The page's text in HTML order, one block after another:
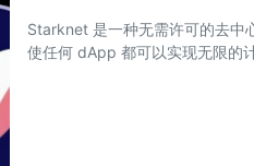
Starknet 是一种无需许可的去中
使任何 dApp 都可以实现无限